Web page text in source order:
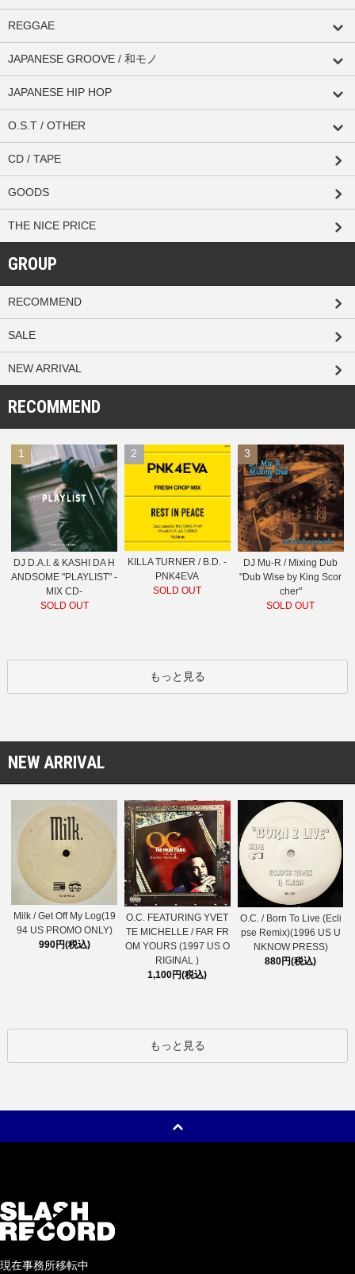
REGGAE
JAPANESE GROOVE / 和モノ
JAPANESE HIP HOP
O.S.T / OTHER
CD / TAPE
GOODS
THE NICE PRICE
GROUP
RECOMMEND
SALE
NEW ARRIVAL
RECOMMEND
1
DJ D.A.I. & KASHI DA H
ANDSOME "PLAYLIST" -
MIX CD-
SOLD OUT
2
KILLA TURNER / B.D. -
PNK4EVA
SOLD OUT
3
DJ Mu-R / Mixing Dub
"Dub Wise by King Scor
cher"
SOLD OUT
もっと見る
NEW ARRIVAL
Milk / Get Off My Log(19
94 US PROMO ONLY)
990円(税込)
O.C. FEATURING YVET
TE MICHELLE / FAR FR
OM YOURS (1997 US O
RIGINAL )
1,100円(税込)
O.C. / Born To Live (Ecli
pse Remix)(1996 US U
NKNOW PRESS)
880円(税込)
もっと見る
現在事務所移転中